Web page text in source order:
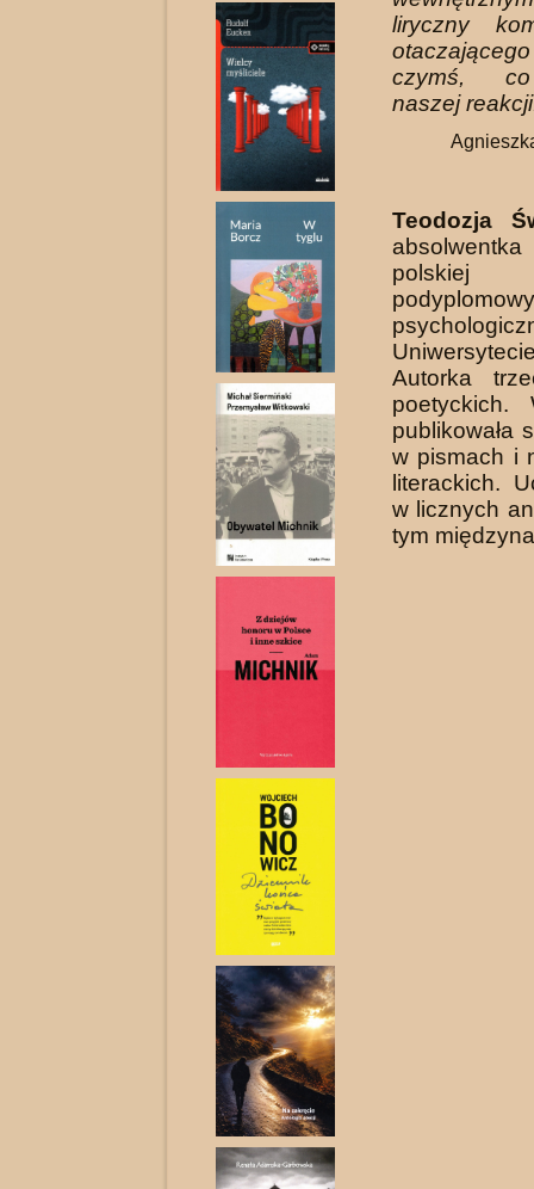
liryczny
czymś,
naszej
Teodozja
Autorka
poetyckich.
publikowała
w pismach i
literackich.
w licz­nych
tym